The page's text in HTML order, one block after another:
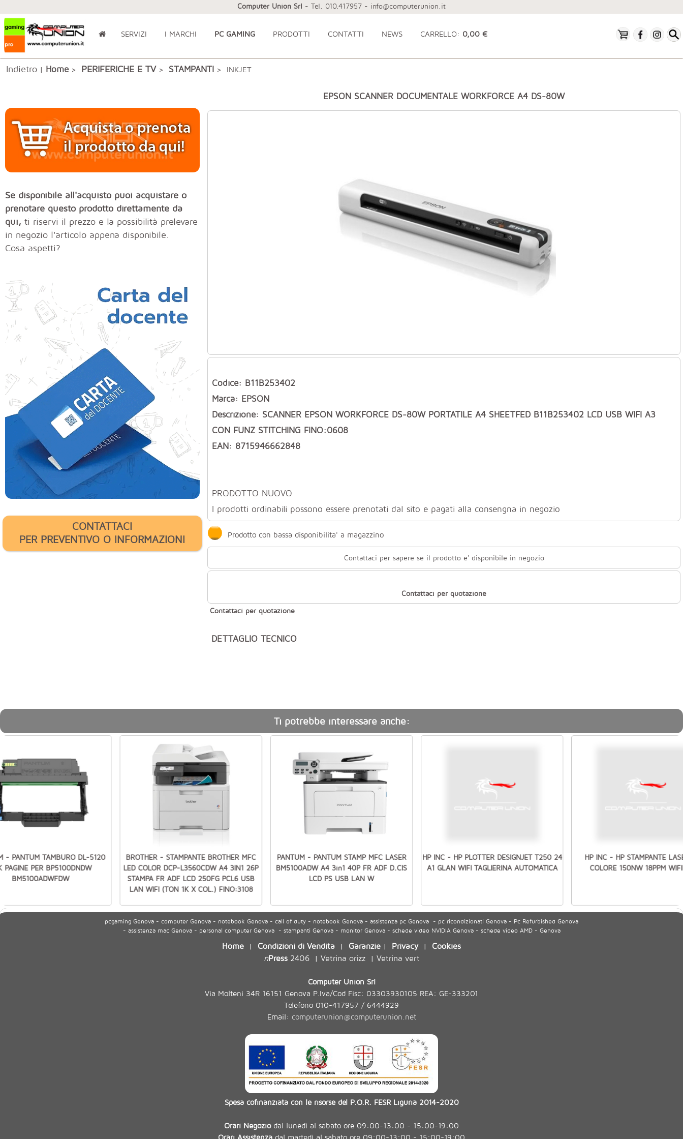
Computer Union Srl - Tel. 010.417957 - info@computerunion.it
SERVIZI I MARCHI PC GAMING PRODOTTI CONTATTI NEWS CARRELLO: 0,00 €
Indietro | Home> PERIFERICHE E TV> STAMPANTI > INKJET
Se disponibile all'acquisto puoi acquistare o
prenotare questo prodotto direttamente da
qui, ti riservi il prezzo e la possibilità prelevare
in negozio l'articolo appena disponibile.
Cosa aspetti?
CONTATTACI
PER PREVENTIVO O INFORMAZIONI
EPSON SCANNER DOCUMENTALE WORKFORCE A4 DS-80W
Codice: B11B253402
Marca: EPSON
Descrizione: SCANNER EPSON WORKFORCE DS-80W PORTATILE A4 SHEETFED B11B253402 LCD USB WIFI A3
CON FUNZ STITCHING FINO:0608
EAN: 8715946662848
PRODOTTO NUOVO
I prodotti ordinabili possono essere prenotati dal sito e pagati alla consengna in negozio
Prodotto con bassa disponibilita' a magazzino
Contattaci per sapere se il prodotto e' disponibile in negozio
Contattaci per quotazione
Contattaci per quotazione
DETTAGLIO TECNICO
Ti potrebbe interessare anche:
- PANTUM TAMBURO DL-5120
PAGINE PER BP5100DNDW
BM5100ADWFDW
BROTHER - STAMPANTE BROTHER MFC
LED COLOR DCP-L3560CDW A4 3IN1 26P
STAMPA FR ADF LCD 250FG PCL6 USB
LAN WIFI (TON 1K X COL.) FINO:3108
PANTUM - PANTUM STAMP MFC LASER
BM5100ADW A4 3in1 40P FR ADF D.CIS
LCD PS USB LAN W
HP INC - HP PLOTTER DESIGNJET T250 24
A1 GLAN WIFI TAGLIERINA AUTOMATICA
HP INC - HP STAMPANTE
COLORE 150NW 18PPM
pcgaming Genova - computer Genova - notebook Genova - call of duty - notebook Genova - assistenza pc Genova - pc ricondizionati Genova - Pc Refurbished Genova
- assistenza mac Genova - personal computer Genova - stampanti Genova - monitor Genova - schede video NVIDIA Genova - schede video AMD - Genova
Home | Condizioni di Vendita | Garanzie | Privacy| Cookies
nPress2406| Vetrina orizz| Vetrina vert
Computer Union Srl
Via Molteni 34R 16151 Genova P.Iva/Cod Fisc: 03303930105 REA: GE-333201
Telefono 010-417957 / 6444929
Email: computerunion@computerunion.net
Spesa cofinanziata con le risorse del P.O.R. FESR Liguria 2014-2020
Orari Negoziodal lunedì al sabato ore 09:00-13:00 - 15:00-19:00
Orari Assistenza dal martedì al sabato ore 09:00-13:00 - 15:00-19:00